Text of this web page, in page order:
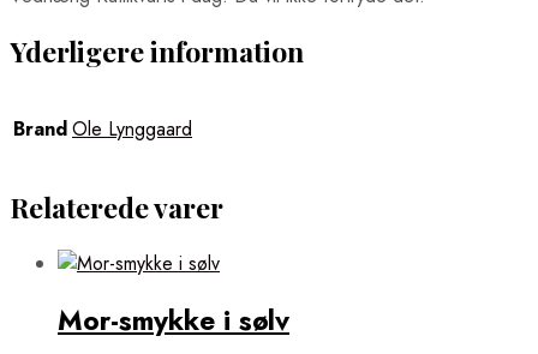
Yderligere information
BrandOle Lynggaard
Relaterede varer
Mor-smykke i sølv